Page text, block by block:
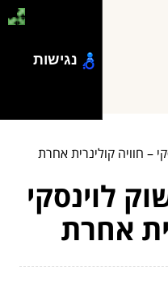
– חוויה קולינרית אחרת
לוינסקי
אחרת
נגישות